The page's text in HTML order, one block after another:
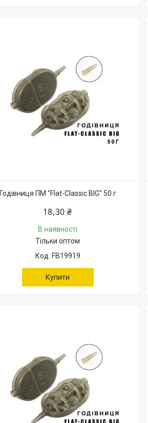
Годівниця ПМ "Flat-Classic BIG" 50 г
18,30 ₴
В наявності
Тільки оптом
FB19919
Купити